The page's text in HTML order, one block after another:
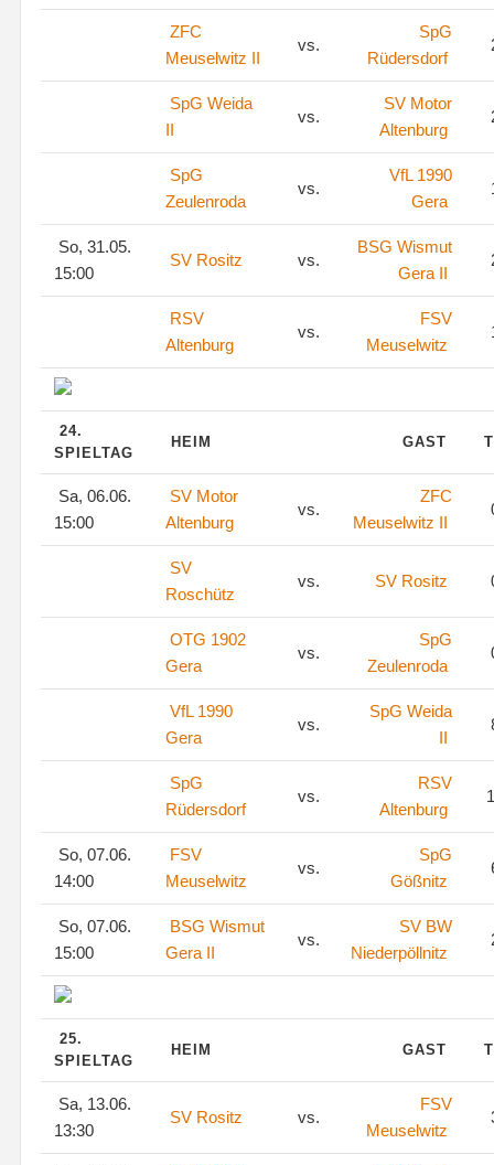
ZFC
Meuselwitz II
vs.
SpG
Rüdersdorf
SpG Weida
II
vs.
SV Motor
Altenburg
SpG
Zeulenroda
vs.
VfL 1990
Gera
So, 31.05.
15:00
SV Rositz vs.
BSG Wismut
Gera II
RSV
Altenburg
vs.
FSV
Meuselwitz
24.
SPIELTAG
HEIM GAST
Sa, 06.06.
15:00
SV Motor
Altenburg
vs.
ZFC
Meuselwitz II
SV
Roschütz
vs. SV Rositz
OTG 1902
Gera
vs.
SpG
Zeulenroda
VfL 1990
Gera
vs.
SpG Weida
II
SpG
Rüdersdorf
vs.
RSV
Altenburg
So, 07.06.
14:00
FSV
Meuselwitz
vs.
SpG
Gößnitz
So, 07.06.
15:00
BSG Wismut
Gera II
vs.
SV BW
Niederpöllnitz
25.
SPIELTAG
HEIM GAST
Sa, 13.06.
13:30
SV Rositz vs.
FSV
Meuselwitz